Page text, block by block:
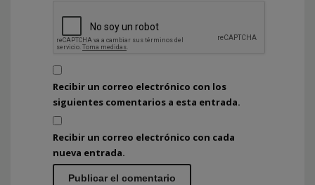
Recibir un correo electrónico con los
siguientes comentarios a esta entrada.
Recibir un correo electrónico con cada
nueva entrada.